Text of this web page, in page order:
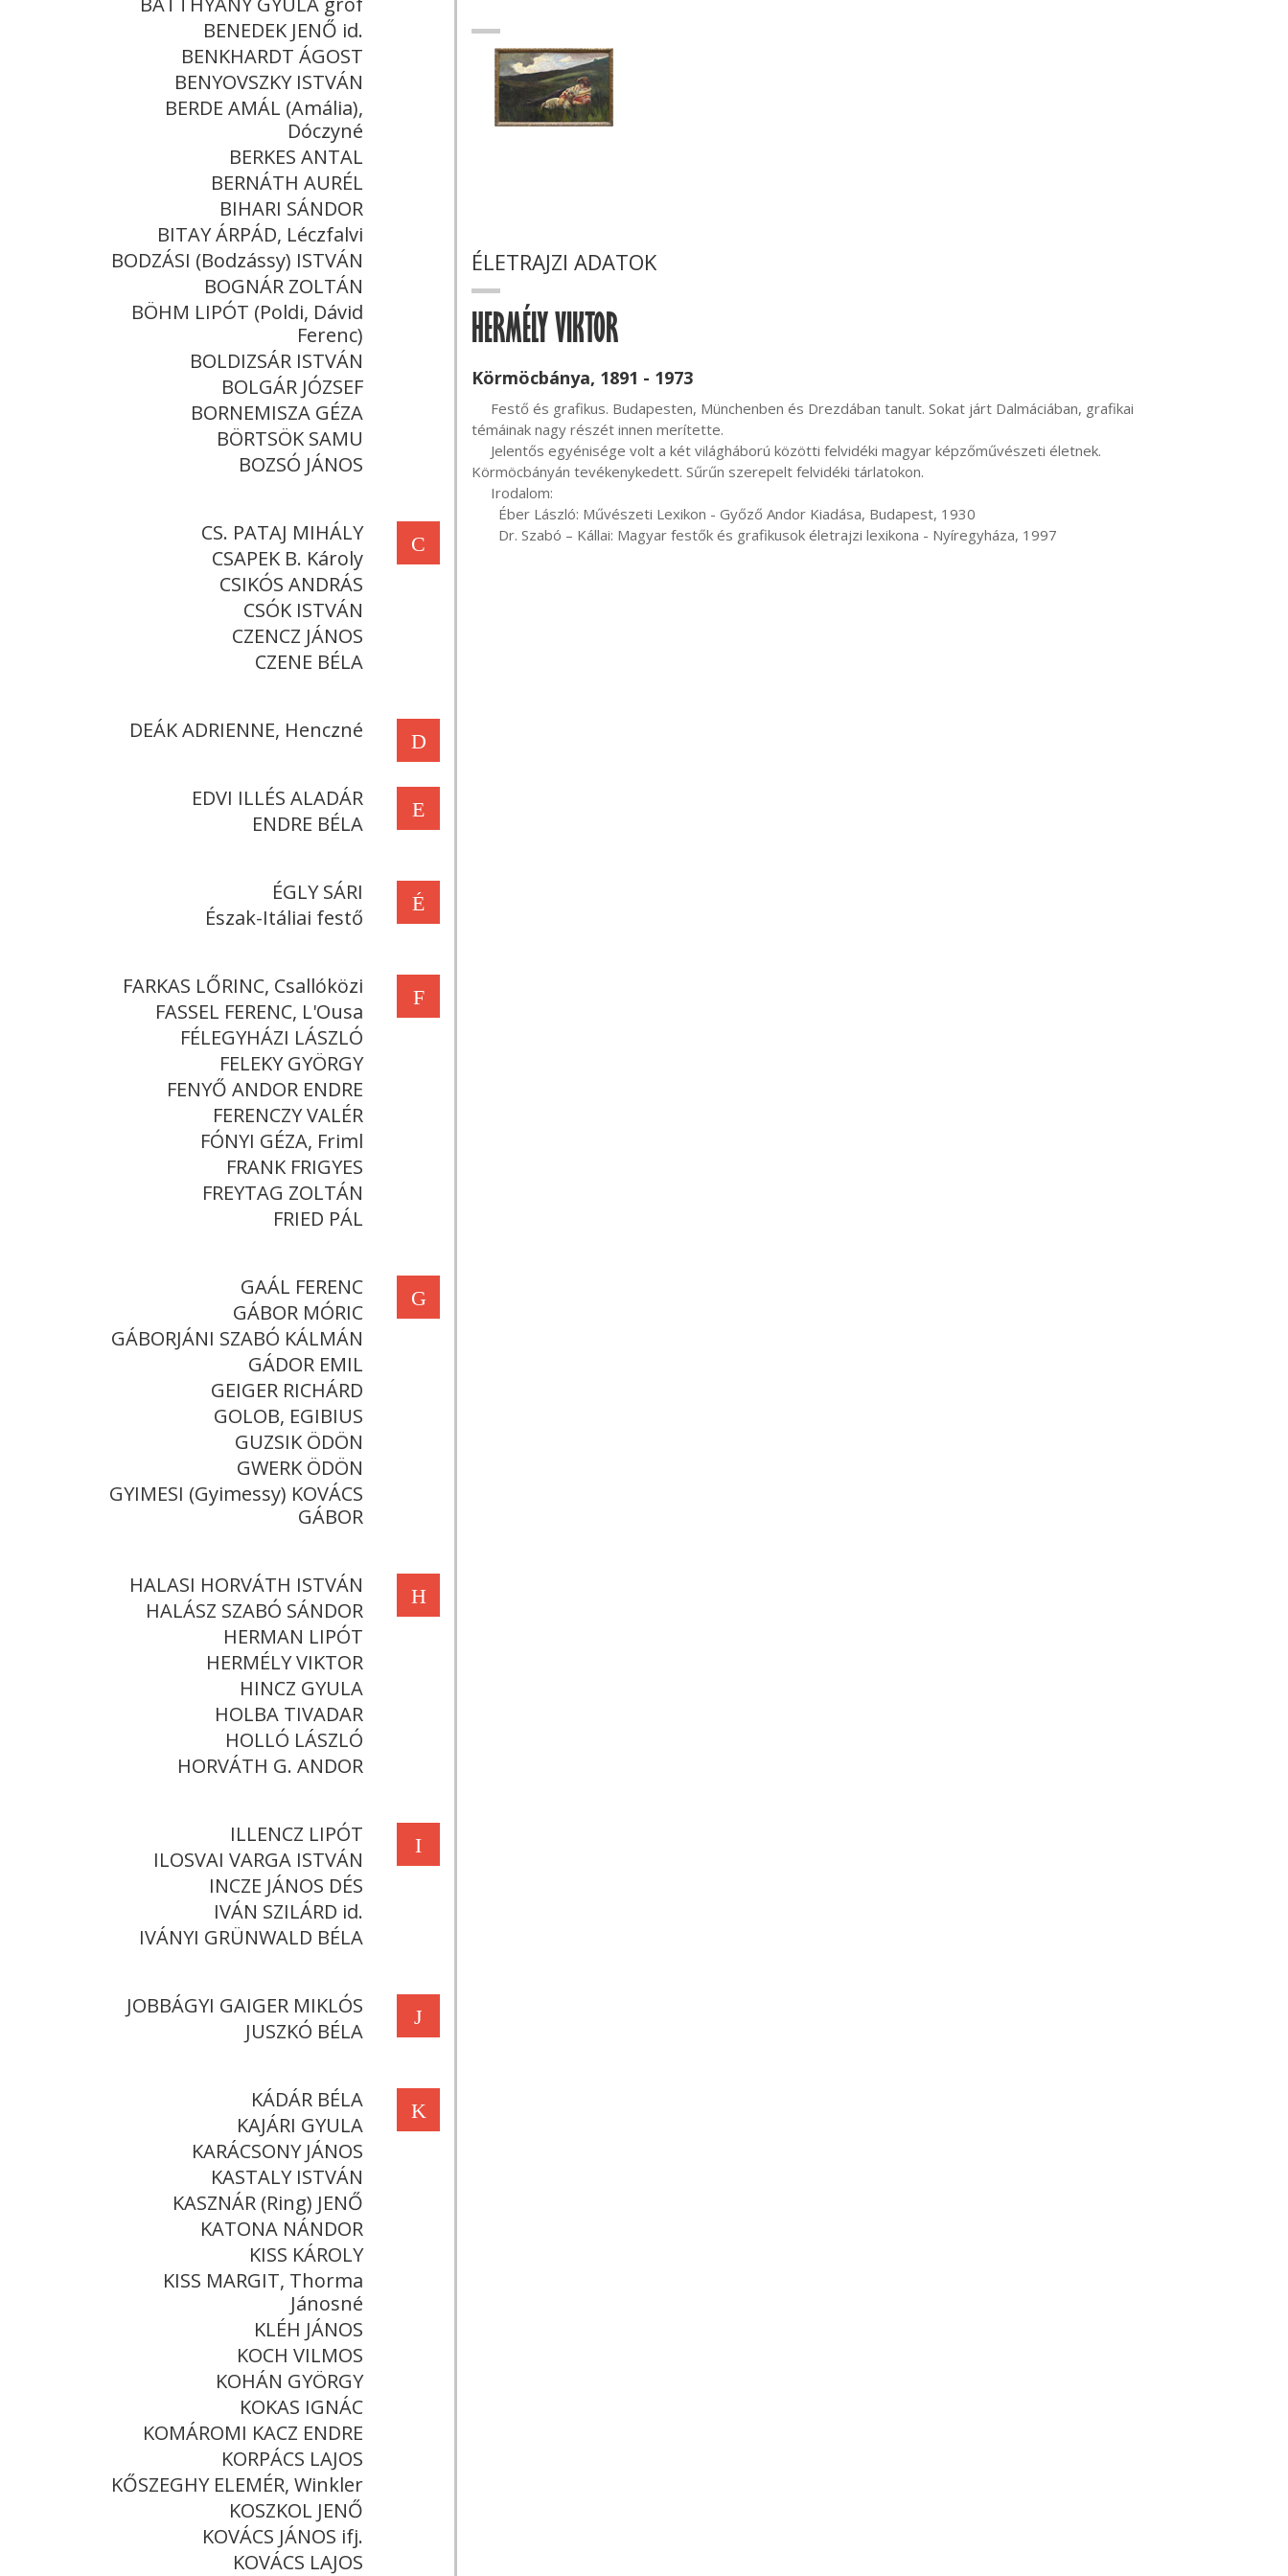
BENEDEK JENŐ id.
BENKHARDT ÁGOST
BENYOVSZKY ISTVÁN
BERDE AMÁL (Amália),
Dóczyné
BERKES ANTAL
BERNÁTH AURÉL
BIHARI SÁNDOR
BITAY ÁRPÁD, Léczfalvi
BODZÁSI (Bodzássy) ISTVÁN
BOGNÁR ZOLTÁN
BÖHM LIPÓT (Poldi, Dávid
Ferenc)
BOLDIZSÁR ISTVÁN
BOLGÁR JÓZSEF
BORNEMISZA GÉZA
BÖRTSÖK SAMU
BOZSÓ JÁNOS
C
CS. PATAJ MIHÁLY
CSAPEK B. Károly
CSIKÓS ANDRÁS
CSÓK ISTVÁN
CZENCZ JÁNOS
CZENE BÉLA
D
DEÁK ADRIENNE, Henczné
E
EDVI ILLÉS ALADÁR
ENDRE BÉLA
É
ÉGLY SÁRI
Észak-Itáliai festő
F
FARKAS LŐRINC, Csallóközi
FASSEL FERENC, L'Ousa
FÉLEGYHÁZI LÁSZLÓ
FELEKY GYÖRGY
FENYŐ ANDOR ENDRE
FERENCZY VALÉR
FÓNYI GÉZA, Friml
FRANK FRIGYES
FREYTAG ZOLTÁN
FRIED PÁL
G
GAÁL FERENC
GÁBOR MÓRIC
GÁBORJÁNI SZABÓ KÁLMÁN
GÁDOR EMIL
GEIGER RICHÁRD
GOLOB, EGIBIUS
GUZSIK ÖDÖN
GWERK ÖDÖN
GYIMESI (Gyimessy) KOVÁCS
GÁBOR
H
HALASI HORVÁTH ISTVÁN
HALÁSZ SZABÓ SÁNDOR
HERMAN LIPÓT
HERMÉLY VIKTOR
HINCZ GYULA
HOLBA TIVADAR
HOLLÓ LÁSZLÓ
HORVÁTH G. ANDOR
I
ILLENCZ LIPÓT
ILOSVAI VARGA ISTVÁN
INCZE JÁNOS DÉS
IVÁN SZILÁRD id.
IVÁNYI GRÜNWALD BÉLA
J
JOBBÁGYI GAIGER MIKLÓS
JUSZKÓ BÉLA
K
KÁDÁR BÉLA
KAJÁRI GYULA
KARÁCSONY JÁNOS
KASTALY ISTVÁN
KASZNÁR (Ring) JENŐ
KATONA NÁNDOR
KISS KÁROLY
KISS MARGIT, Thorma
Jánosné
KLÉH JÁNOS
KOCH VILMOS
KOHÁN GYÖRGY
KOKAS IGNÁC
KOMÁROMI KACZ ENDRE
KORPÁCS LAJOS
KŐSZEGHY ELEMÉR, Winkler
KOSZKOL JENŐ
KOVÁCS JÁNOS ifj.
KOVÁCS LAJOS
ÉLETRAJZI ADATOK
HERMÉLY VIKTOR
Körmöcbánya, 1891 - 1973
témáinak nagy részét innen merítette.
Körmöcbányán tevékenykedett. Sűrűn szerepelt felvidéki tárlatokon.
       Dr. Szabó – Kállai: Magyar festők és grafikusok életrajzi lexikona - Nyíregyháza, 1997